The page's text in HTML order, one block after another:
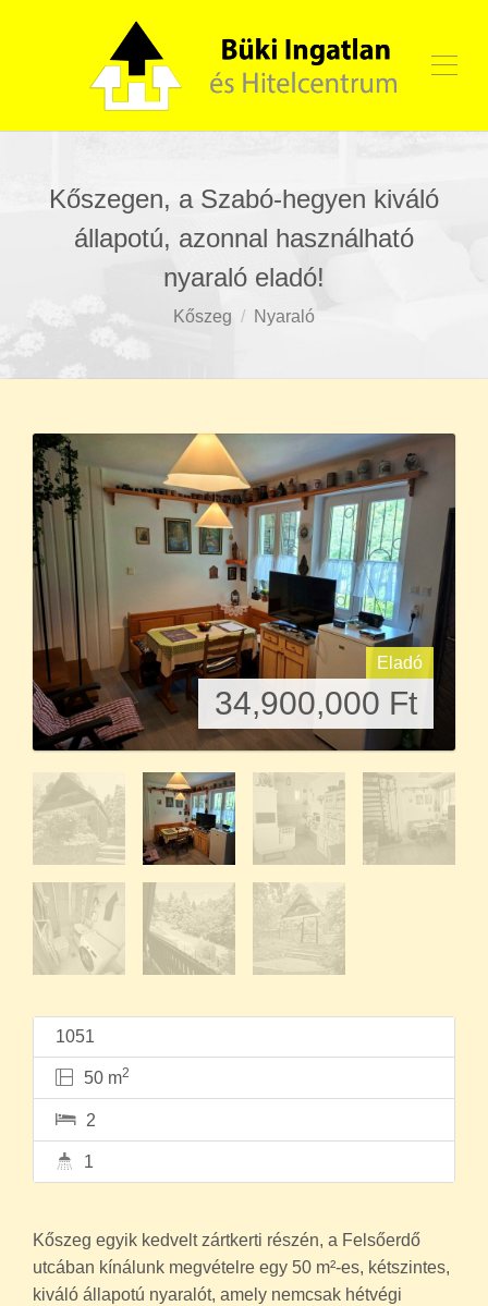
Kőszegen, a Szabó-hegyen kiváló
állapotú, azonnal használható
nyaraló eladó!
Kőszeg Nyaraló
Eladó
34,900,000 Ft
1051
50 m2
2
1
Kőszeg egyik kedvelt zártkerti részén, a Felsőerdő
utcában kínálunk megvételre egy 50 m²-es, kétszintes,
kiváló állapotú nyaralót, amely nemcsak hétvégi